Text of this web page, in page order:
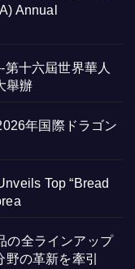
Annual
十六屆世界華人
舉辦
年国際ドラゴン
Top “Bread
の全ラインアップ
の革新を牽引